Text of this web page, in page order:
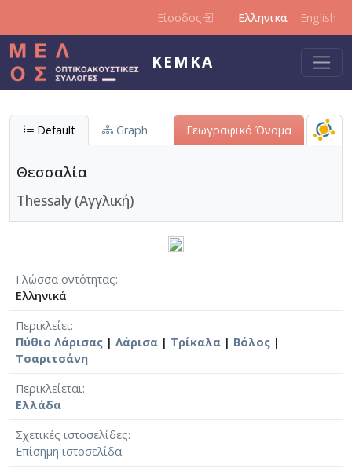
Είσοδος Ελληνικά English
ΚΕΜΚΑ
Default Graph Γεωγραφικό Όνομα
Θεσσαλία
Thessaly (Αγγλική)
Γλώσσα οντότητας
Ελληνικά
Περικλείει
Πύθιο Λάρισας | Λάρισα | Τρίκαλα | Bόλος |
Τσαριτσάνη
Περικλείεται
Ελλάδα
Σχετικές ιστοσελίδες
Επίσημη ιστοσελίδα